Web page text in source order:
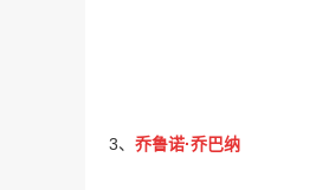
3、 乔鲁诺·乔巴纳